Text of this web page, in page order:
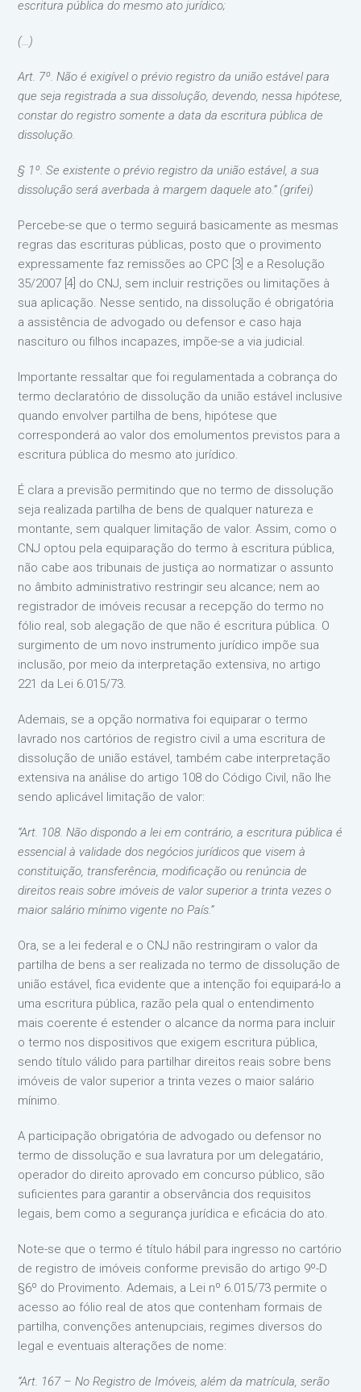
escritura pública do mesmo ato jurídico;
(…)
Art. 7º. Não é exigível o prévio registro da união estável para
que seja registrada a sua dissolução, devendo, nessa hipótese,
constar do registro somente a data da escritura pública de
dissolução.
§ 1º. Se existente o prévio registro da união estável, a sua
dissolução será averbada à margem daquele ato.” (grifei)
Percebe-se que o termo seguirá basicamente as mesmas
regras das escrituras públicas, posto que o provimento
expressamente faz remissões ao CPC [3] e a Resolução
35/2007 [4] do CNJ, sem incluir restrições ou limitações à
sua aplicação. Nesse sentido, na dissolução é obrigatória
a assistência de advogado ou defensor e caso haja
nascituro ou filhos incapazes, impõe-se a via judicial.
Importante ressaltar que foi regulamentada a cobrança do
termo declaratório de dissolução da união estável inclusive
quando envolver partilha de bens, hipótese que
corresponderá ao valor dos emolumentos previstos para a
escritura pública do mesmo ato jurídico.
É clara a previsão permitindo que no termo de dissolução
seja realizada partilha de bens de qualquer natureza e
montante, sem qualquer limitação de valor. Assim, como o
CNJ optou pela equiparação do termo à escritura pública,
não cabe aos tribunais de justiça ao normatizar o assunto
no âmbito administrativo restringir seu alcance; nem ao
registrador de imóveis recusar a recepção do termo no
fólio real, sob alegação de que não é escritura pública. O
surgimento de um novo instrumento jurídico impõe sua
inclusão, por meio da interpretação extensiva, no artigo
221 da Lei 6.015/73.
Ademais, se a opção normativa foi equiparar o termo
lavrado nos cartórios de registro civil a uma escritura de
dissolução de união estável, também cabe interpretação
extensiva na análise do artigo 108 do Código Civil, não lhe
sendo aplicável limitação de valor:
“Art. 108. Não dispondo a lei em contrário, a escritura pública é
essencial à validade dos negócios jurídicos que visem à
constituição, transferência, modificação ou renúncia de
direitos reais sobre imóveis de valor superior a trinta vezes o
maior salário mínimo vigente no País.”
Ora, se a lei federal e o CNJ não restringiram o valor da
partilha de bens a ser realizada no termo de dissolução de
união estável, fica evidente que a intenção foi equipará-lo a
uma escritura pública, razão pela qual o entendimento
mais coerente é estender o alcance da norma para incluir
o termo nos dispositivos que exigem escritura pública,
sendo título válido para partilhar direitos reais sobre bens
imóveis de valor superior a trinta vezes o maior salário
mínimo.
A participação obrigatória de advogado ou defensor no
termo de dissolução e sua lavratura por um delegatário,
operador do direito aprovado em concurso público, são
suficientes para garantir a observância dos requisitos
legais, bem como a segurança jurídica e eficácia do ato.
Note-se que o termo é título hábil para ingresso no cartório
de registro de imóveis conforme previsão do artigo 9º-D
§6º do Provimento. Ademais, a Lei nº 6.015/73 permite o
acesso ao fólio real de atos que contenham formais de
partilha, convenções antenupciais, regimes diversos do
legal e eventuais alterações de nome:
“Art. 167 – No Registro de Imóveis, além da matrícula, serão